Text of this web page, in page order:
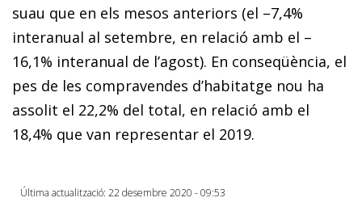
suau que en els mesos anteriors (el –7,4%
interanual al setembre, en relació amb el –
16,1% interanual de l’agost). En conseqüència, el
pes de les compravendes d’habitatge nou ha
assolit el 22,2% del total, en relació amb el
18,4% que van representar el 2019.
Última actualització: 22 desembre 2020 - 09:53